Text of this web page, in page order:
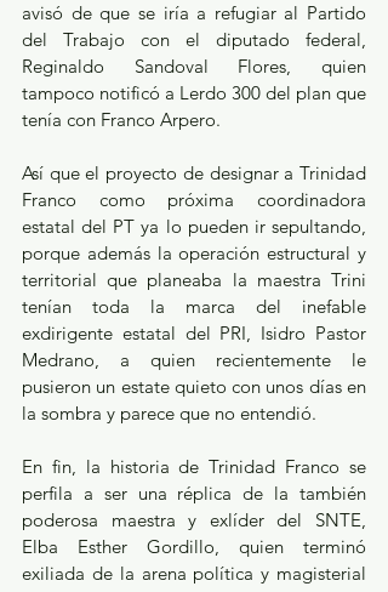
avisó de que se iría a refugiar al Partido
del Trabajo con el diputado federal,
Reginaldo Sandoval Flores, quien
tampoco notificó a Lerdo 300 del plan que
tenía con Franco Arpero.
Así que el proyecto de designar a Trinidad
Franco como próxima coordinadora
estatal del PT ya lo pueden ir sepultando,
porque además la operación estructural y
territorial que planeaba la maestra Trini
tenían toda la marca del inefable
exdirigente estatal del PRI, Isidro Pastor
Medrano, a quien recientemente le
pusieron un estate quieto con unos días en
la sombra y parece que no entendió.
En fin, la historia de Trinidad Franco se
perfila a ser una réplica de la también
poderosa maestra y exlíder del SNTE,
Elba Esther Gordillo, quien terminó
exiliada de la arena política y magisterial